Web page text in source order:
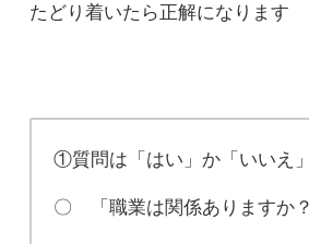
たどり着いたら正解になります
①質問は「はい」か「いいえ
〇 「職業は関係ありますか